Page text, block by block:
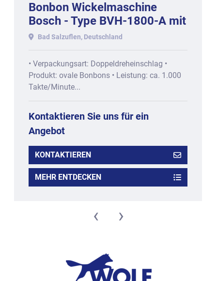
Bonbon Wickelmaschine
Bosch - Type BVH-1800-A mit
circa 1000 Stck/min
Bad Salzuflen, Deutschland
• Verpackungsart: Doppeldreheinschlag •
Produkt: ovale Bonbons • Leistung: ca. 1.000
Takte/Minute...
Kontaktieren Sie uns für ein
Angebot
KONTAKTIEREN
MEHR ENTDECKEN
‹ ›